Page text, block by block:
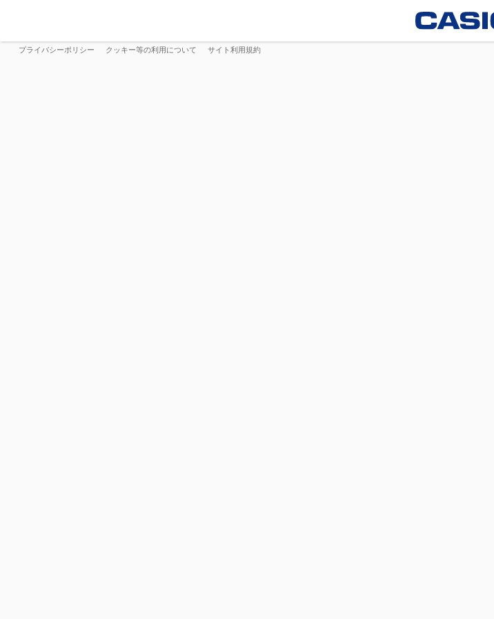
プライバシーポリシー クッキー等の利用について サイト利用規約